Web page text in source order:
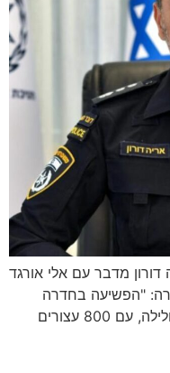
מדבר עם אלי אורגד
"הפשיעה בחדרה
מטרידה – אבל המשטרה נלחמת יום ולילה, עם 800 עצורים